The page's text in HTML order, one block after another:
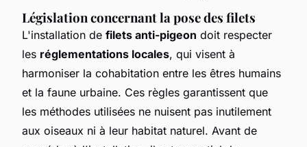
Législation concernant la pose des filets
L'installation de filets anti-pigeon doit respecter
les réglementations locales, qui visent à
harmoniser la cohabitation entre les êtres humains
et la faune urbaine. Ces règles garantissent que
les méthodes utilisées ne nuisent pas inutilement
aux oiseaux ni à leur habitat naturel. Avant de